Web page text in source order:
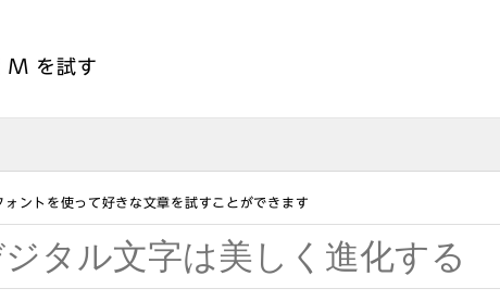
M を試す
ントを使って好きな文章を試すことができます